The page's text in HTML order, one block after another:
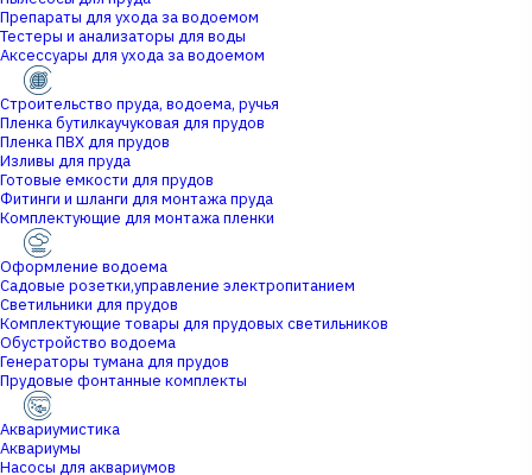
Препараты для ухода за водоемом
Тестеры и анализаторы для воды
Аксессуары для ухода за водоемом
Строительство пруда, водоема, ручья
Пленка бутилкаучуковая для прудов
Пленка ПВХ для прудов
Изливы для пруда
Готовые емкости для прудов
Фитинги и шланги для монтажа пруда
Комплектующие для монтажа пленки
Оформление водоема
Садовые розетки,управление электропитанием
Светильники для прудов
Комплектующие товары для прудовых светильников
Обустройство водоема
Генераторы тумана для прудов
Прудовые фонтанные комплекты
Аквариумистика
Аквариумы
Насосы для аквариумов